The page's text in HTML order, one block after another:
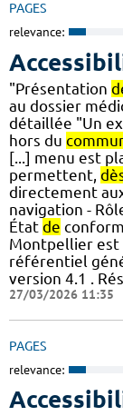
PAGES
relevance:
"Présentation
au dossier
détaillée "Un
hors du
[...] menu est
permettent,
directement
navigation -
État de
Montpellier est
référentiel
version 4.1 .
27/03/2026 11:35
PAGES
relevance: